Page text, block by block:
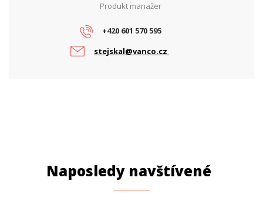
Produkt manažer
+420 601 570 595
stejskal@vanco.cz
Naposledy navštívené